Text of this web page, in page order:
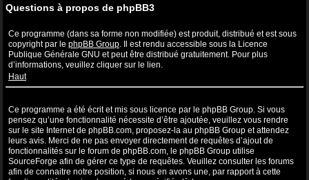
Questions à propos de phpBB3
Ce programme (dans sa forme non modifiée) est produit, distribué et est sous
copyright par le phpBB Group. Il est rendu accessible sous la Licence
Publique Générale GNU et peut être distribué gratuitement. Pour plus
d’informations, veuillez cliquer sur le lien.
Haut
Ce programme a été écrit et mis sous licence par le phpBB Group. Si vous
pensez qu’une fonctionnalité nécessite d’être ajoutée, veuillez vous rendre
sur le site Internet de phpBB.com, proposez-la au phpBB Group et attendez
leurs avis. Merci de ne pas envoyer directement de requêtes d’ajout de
fonctionnalités sur le forum de phpBB.com, le phpBB Group utilise
SourceForge afin de gérer ce type de requêtes. Veuillez consulter les forums
afin de connaitre notre position, si nous en avons une, par rapport à cette